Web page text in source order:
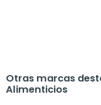
Otras marcas
Alimenticios